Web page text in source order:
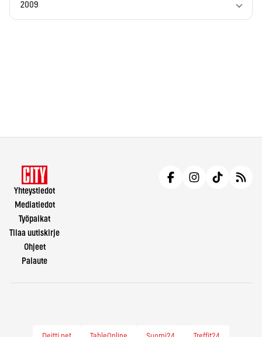
2009
Yhteystiedot
Mediatiedot
Työpaikat
Tilaa uutiskirje
Ohjeet
Palaute